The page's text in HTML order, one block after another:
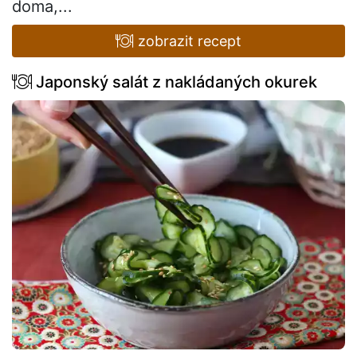
doma,...
zobrazit recept
Japonský salát z nakládaných okurek